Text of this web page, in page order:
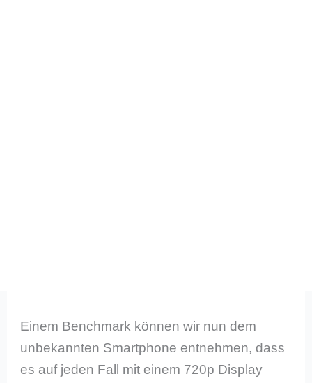
Einem Benchmark können wir nun dem
unbekannten Smartphone entnehmen, dass
es auf jeden Fall mit einem 720p Display